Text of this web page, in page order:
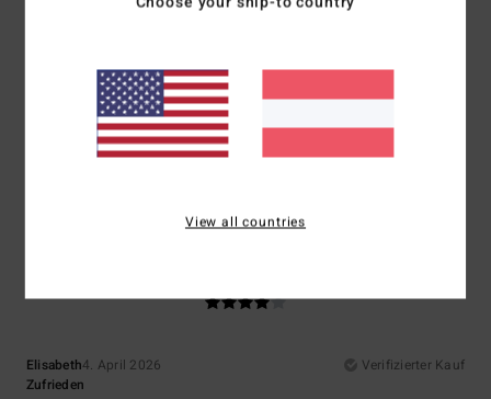
Farbe
Elisabeth4. April 2026
Verifizierter Kauf
Zufrieden
View all countries